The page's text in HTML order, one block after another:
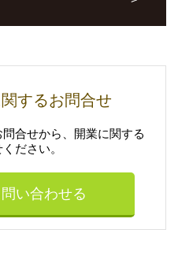
できない商品・サービスが発
各種ネットサービスでは、皆
ることがあります。収集した
て利用したり、サイトやサー
として下記の目的でアクセス
購入を追跡するため
スを利用される際、毎回パス
するお問合せ
合せから、開業に関する
ださい。
い合わせる